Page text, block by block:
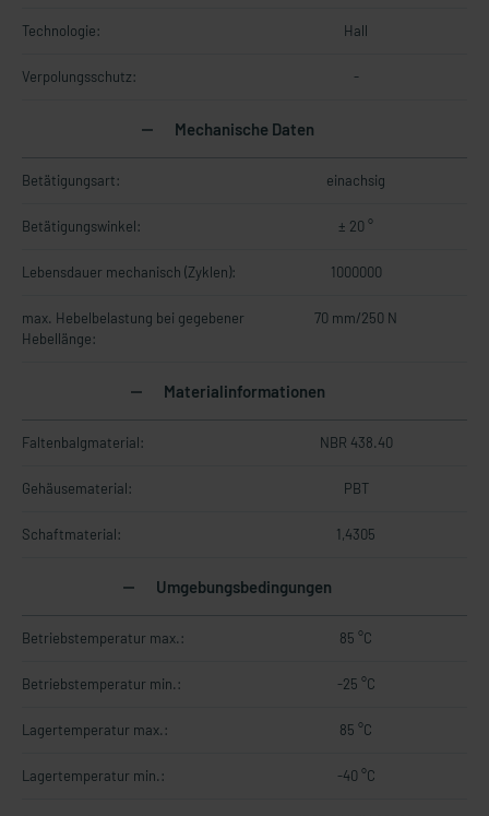
Technologie: Hall
Verpolungsschutz: -
Mechanische Daten
Betätigungsart: einachsig
Betätigungswinkel: ± 20 °
Lebensdauer mechanisch (Zyklen): 1000000
max. Hebelbelastung bei gegebener
Hebellänge:
70 mm/250 N
Materialinformationen
Faltenbalgmaterial: NBR 438.40
Gehäusematerial: PBT
Schaftmaterial: 1,4305
Umgebungsbedingungen
Betriebstemperatur max.: 85 °C
Betriebstemperatur min.: -25 °C
Lagertemperatur max.: 85 °C
Lagertemperatur min.: -40 °C